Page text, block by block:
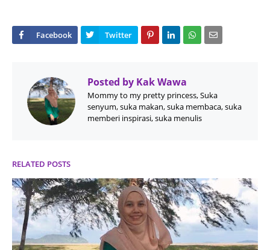
Posted by Kak Wawa
Mommy to my pretty princess, Suka
senyum, suka makan, suka membaca, suka
memberi inspirasi, suka menulis
RELATED POSTS